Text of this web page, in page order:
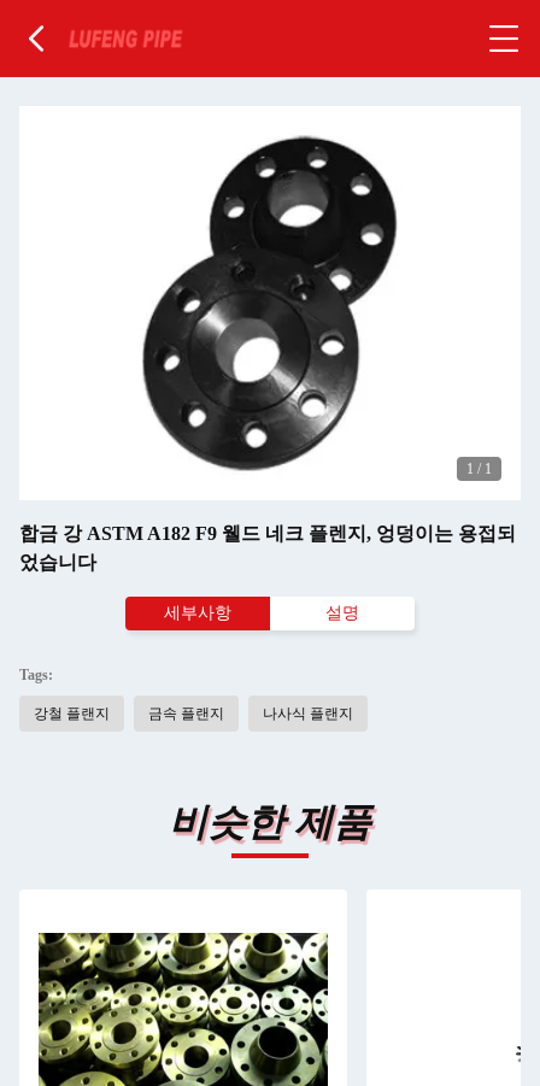
1 / 1
합금 강 ASTM A182 F9 웰드 네크 플렌지, 엉덩이는 용접되
었습니다
세부사항 설명
Tags:
강철 플랜지 금속 플랜지 나사식 플랜지
비슷한 제품